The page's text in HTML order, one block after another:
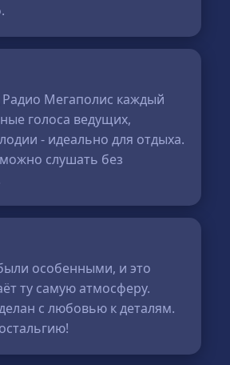
Мегаполис каждый
голоса ведущих,
- идеально для отдыха.
слушать без
особенными, и это
ту самую атмосферу.
с любовью к деталям.